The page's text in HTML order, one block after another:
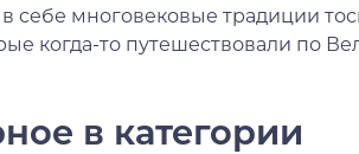
многовековые традиции
когда-то путешествовали по
в категории